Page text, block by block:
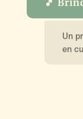
Un
en